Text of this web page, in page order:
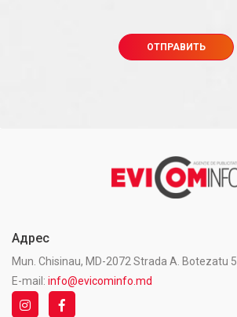
Адрес
Mun. Chisinau, MD-2072 Strada A. Botezatu 5
E-mail: info@evicominfo.md